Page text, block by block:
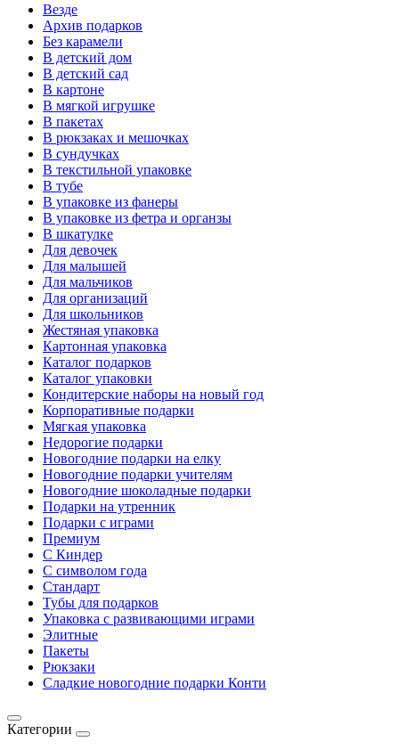
Везде
Архив подарков
Без карамели
В детский дом
В детский сад
В картоне
В мягкой игрушке
В пакетах
В рюкзаках и мешочках
В сундучках
В текстильной упаковке
В тубе
В упаковке из фанеры
В упаковке из фетра и органзы
В шкатулке
Для девочек
Для малышей
Для мальчиков
Для организаций
Для школьников
Жестяная упаковка
Картонная упаковка
Каталог подарков
Каталог упаковки
Кондитерские наборы на новый год
Корпоративные подарки
Мягкая упаковка
Недорогие подарки
Новогодние подарки на елку
Новогодние подарки учителям
Новогодние шоколадные подарки
Подарки на утренник
Подарки с играми
Премиум
С Киндер
С символом года
Стандарт
Тубы для подарков
Упаковка с развивающими играми
Элитные
Пакеты
Рюкзаки
Сладкие новогодние подарки Конти
Категории